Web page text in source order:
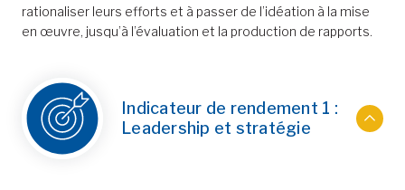
rationaliser leurs efforts et à passer de l’idéation à la mise
en œuvre, jusqu’à l’évaluation et la production de rapports.
Indicateur de rendement 1 :
Leadership et stratégie